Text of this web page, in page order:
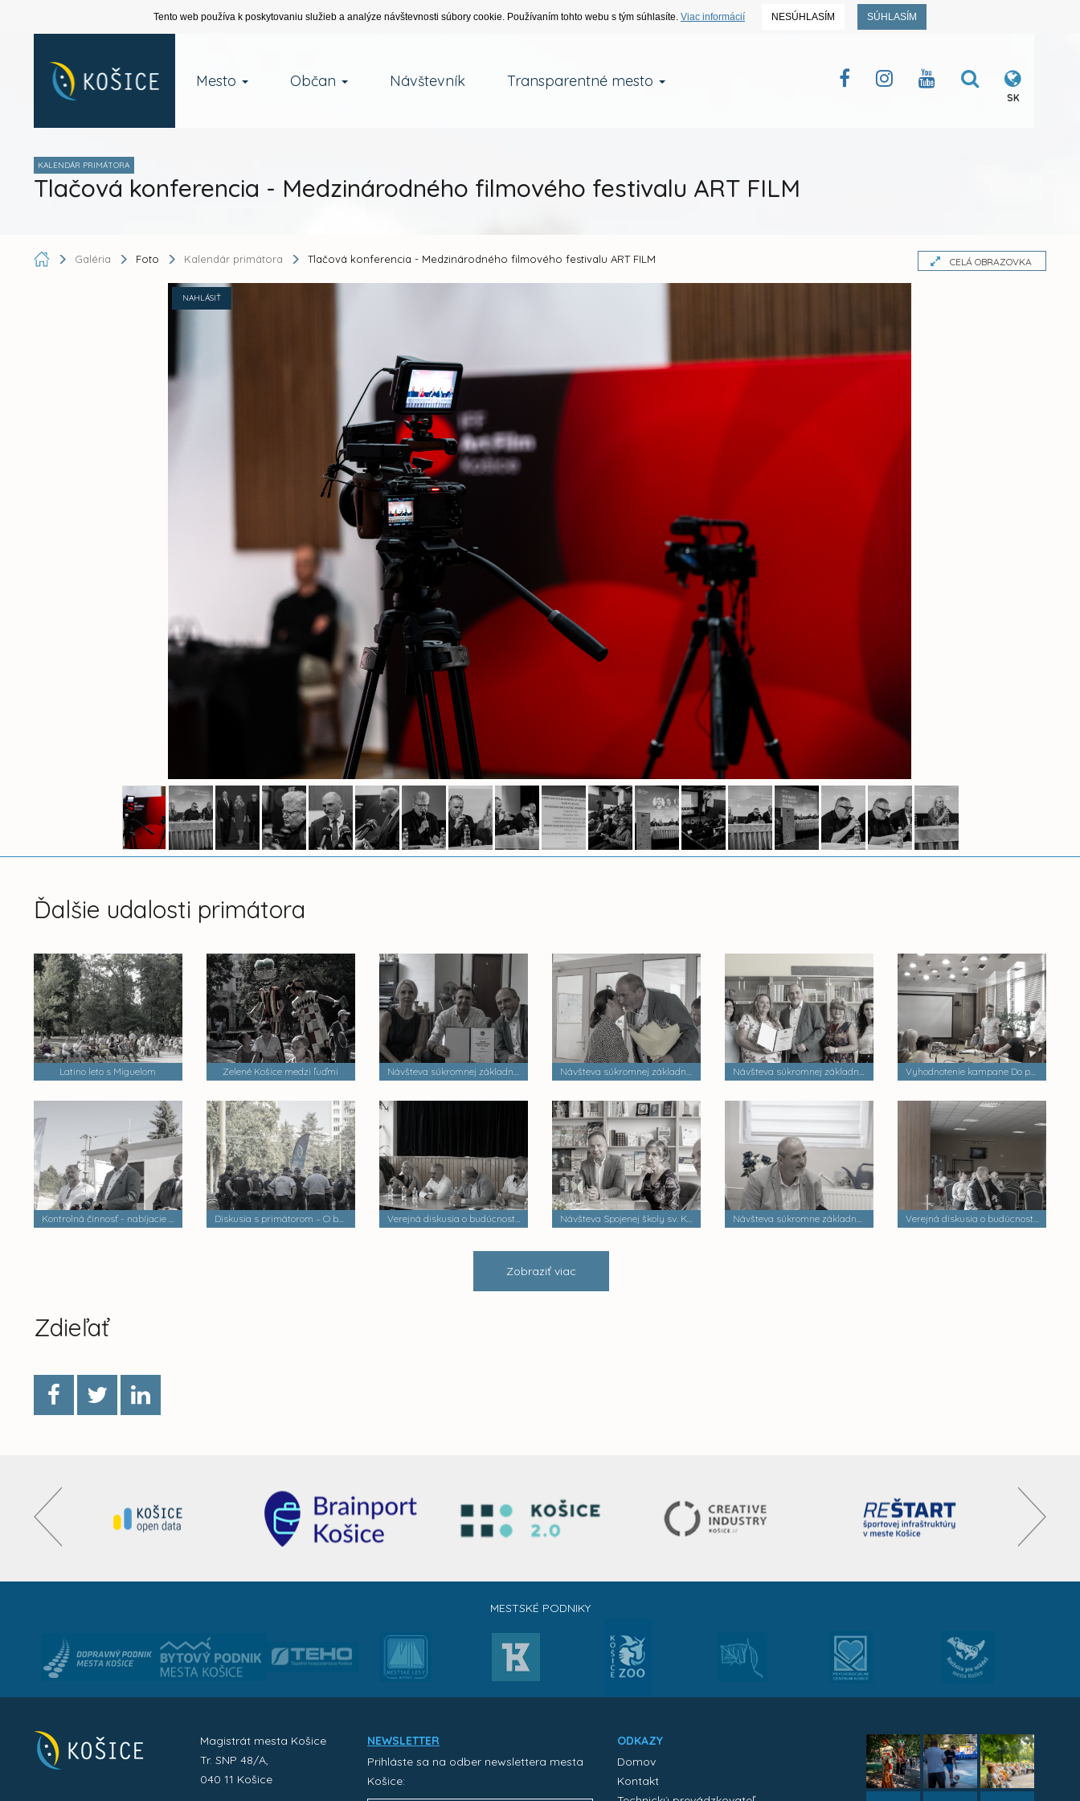
Tento web používa k poskytovaniu služieb a analýze návštevnosti súbory cookie. Používaním tohto webu s tým súhlasíte. Viac informácií NESÚHLASÍM SÚHLASÍM
Mesto Občan Návštevník Transparentné mesto
SK
KALENDÁR PRIMÁTORA
Tlačová konferencia - Medzinárodného filmového festivalu ART FILM
Galéria Foto Kalendár primátora Tlačová konferencia - Medzinárodného filmového festivalu ART FILM CELÁ OBRAZOVKA
NAHLÁSIŤ
Ďalšie udalosti primátora
Latino leto s Miguelom Zelené Košice medzi ľuďmi Návšteva súkromnej základnej umeleckej školy Zádielska Návšteva súkromnej základnej školy Dobrá škola n.o. Návšteva súkromnej základnej školy Palackého Vyhodnotenie kampane Do práce na bicykli
Kontrolná činnosť - nabíjacie stanice elektrobusov Diskusia s primátorom – O bezpečnosti a verejnom poriadku Verejná diskusia o budúcnosti mestských častí Návšteva Spojenej školy sv. Košických mučeníkov Návšteva súkromne základnej školy Verejná diskusia o budúcnosti mestských častí
Zobraziť viac
Zdieľať
MESTSKÉ PODNIKY
Magistrát mesta Košice
Tr. SNP 48/A,
040 11 Košice
NEWSLETTER
Prihláste sa na odber newslettera mesta
Košice:
ODKAZY
Domov
Kontakt